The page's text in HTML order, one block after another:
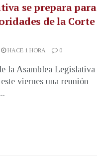
se prepara para
de la Corte
HACE 1 HORA 0
la Asamblea Legislativa
viernes una reunión